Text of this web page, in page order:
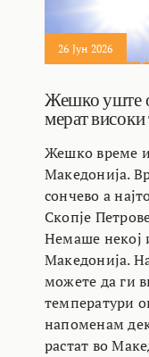
26 Јун 2026
Жешко уште
мерат
Жешко време
Македонија.
сончево а
Скопје
Немаше некој
Македонија.
можете да ги
температури
напоменам
растат во